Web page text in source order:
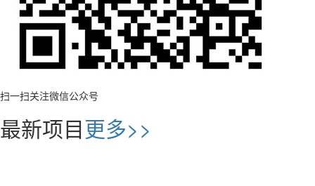
扫一扫关注微信公众号
最新项目更多>>